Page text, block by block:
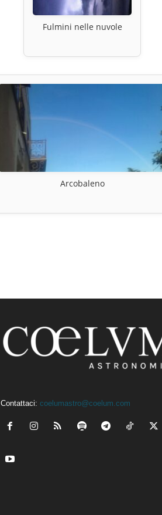
Fulmini nelle nuvole
Arcobaleno
Contattaci: coelumastro@coelum.com